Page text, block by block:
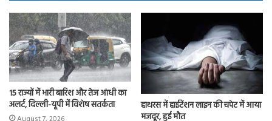
n
15 राज्यों में भारी बारिश और तेज आंधी का
अलर्ट, दिल्ली-यूपी में विशेष सतर्कता
हाथरस में हाईटेंशन लाइन की चपेट में आया
मजदूर, हुई मौत